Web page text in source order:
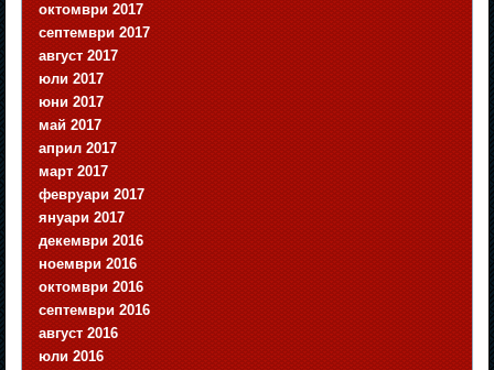
октомври 2017
септември 2017
август 2017
юли 2017
юни 2017
май 2017
април 2017
март 2017
февруари 2017
януари 2017
декември 2016
ноември 2016
октомври 2016
септември 2016
август 2016
юли 2016